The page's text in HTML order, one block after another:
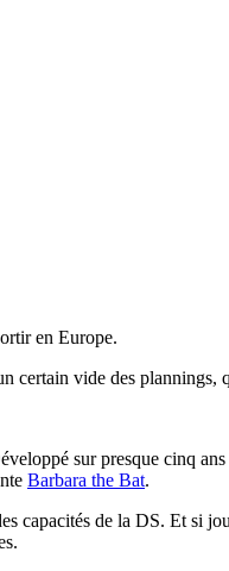
en Europe.
certain vide des plannings,
sur presque cinq
Barbara the Bat.
capacités de la DS. Et si